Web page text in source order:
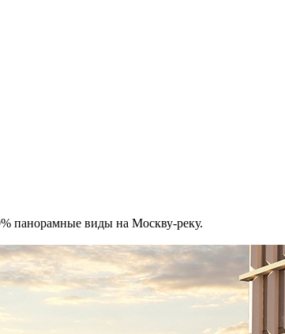
панорамные виды на Москву-реку.